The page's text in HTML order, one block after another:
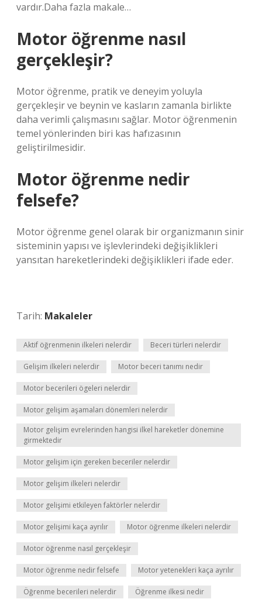
vardır.Daha fazla makale…
Motor öğrenme nasıl
gerçekleşir?
Motor öğrenme, pratik ve deneyim yoluyla
gerçekleşir ve beynin ve kasların zamanla birlikte
daha verimli çalışmasını sağlar. Motor öğrenmenin
temel yönlerinden biri kas hafızasının
geliştirilmesidir.
Motor öğrenme nedir
felsefe?
Motor öğrenme genel olarak bir organizmanın sinir
sisteminin yapısı ve işlevlerindeki değişiklikleri
yansıtan hareketlerindeki değişiklikleri ifade eder.
Tarih: Makaleler
Aktif öğrenmenin ilkeleri nelerdir Beceri türleri nelerdir
Gelişim ilkeleri nelerdir Motor beceri tanımı nedir
Motor becerileri ögeleri nelerdir
Motor gelişim aşamaları dönemleri nelerdir
Motor gelişim evrelerinden hangisi ilkel hareketler dönemine
girmektedir
Motor gelişim için gereken beceriler nelerdir
Motor gelişim ilkeleri nelerdir
Motor gelişimi etkileyen faktörler nelerdir
Motor gelişimi kaça ayrılır Motor öğrenme ilkeleri nelerdir
Motor öğrenme nasıl gerçekleşir
Motor öğrenme nedir felsefe Motor yetenekleri kaça ayrılır
Öğrenme becerileri nelerdir Öğrenme ilkesi nedir